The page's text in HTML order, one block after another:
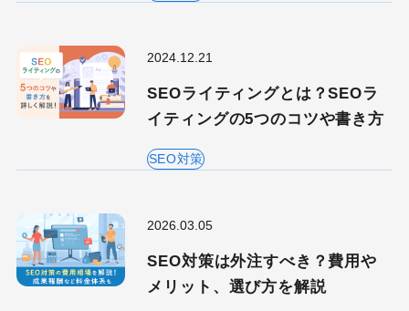
2024.12.21
SEOライティングとは？SEOラ
イティングの5つのコツや書き方
SEO対策
2026.03.05
SEO対策は外注すべき？費用や
メリット、選び方を解説